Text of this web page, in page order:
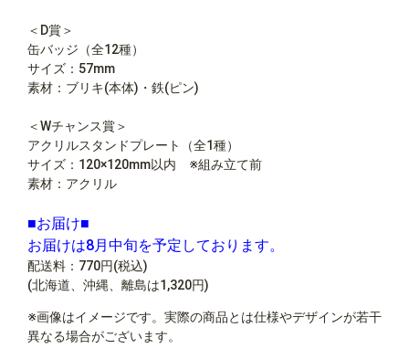
＜D賞＞
缶バッジ（全12種）
サイズ：57mm
素材：ブリキ(本体)・鉄(ピン)
＜Wチャンス賞＞
アクリルスタンドプレート（全1種）
サイズ：120×120mm以内 ※組み立て前
素材：アクリル
■お届け■
お届けは8月中旬を予定しております。
配送料：770円(税込)
(北海道、沖縄、離島は1,320円)
※画像はイメージです。実際の商品とは仕様やデザインが若干
異なる場合がございます。